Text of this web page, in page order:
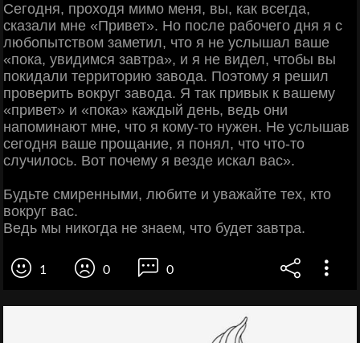
Сегодня, проходя мимо меня, вы, как всегда,
сказали мне «Привет». Но после рабочего дня я с
любопытством заметил, что я не услышал ваше
«пока, увидимся завтра», и я не видел, чтобы вы
покидали территорию завода. Поэтому я решил
проверить вокруг завода. Я так привык к вашему
«привет» и «пока» каждый день, ведь они
напоминают мне, что я кому-то нужен. Не услышав
сегодня ваше прощание, я понял, что что-то
случилось. Вот почему я везде искал вас».
Будьте смиренными, любите и уважайте тех, кто
вокруг вас.
Ведь мы никогда не знаем, что будет завтра.
1 0 0